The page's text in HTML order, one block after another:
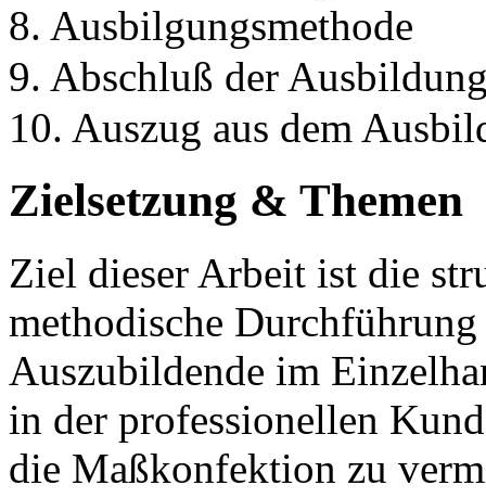
8. Ausbilgungsmethode
9. Abschluß der
10. Auszug aus dem
Zielsetzung & Themen
Ziel dieser Arbeit ist die
methodische
Auszubildende im
in der professionellen
die Maßkonfektion zu